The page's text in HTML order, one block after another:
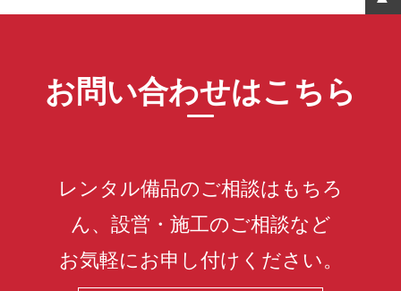
お問い合わせはこちら
レンタル備品のご相談はもちろ
ん、設営・施工のご相談など
お気軽にお申し付けください。